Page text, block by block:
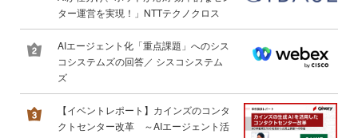
ター運営を実現！」NTTテクノクロス
AIエージェント化「重点課題」へのシス
コシステムズの回答／ シスコシステム
ズ
【イベントレポート】カインズのコンタ
クトセンター改革 ～AIエージェント活